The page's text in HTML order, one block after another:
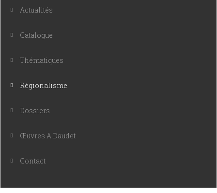
Actualités
Catalogue
Thématiques
Régionalisme
Dossiers
Œuvres A.Daudet
Contact